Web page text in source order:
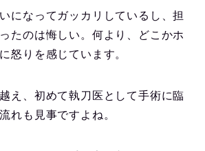
になってガッカリしているし、担
たのは悔しい。何より、どこかホ
怒りを感じています。
え、初めて執刀医として手術に臨
れも見事ですよね。